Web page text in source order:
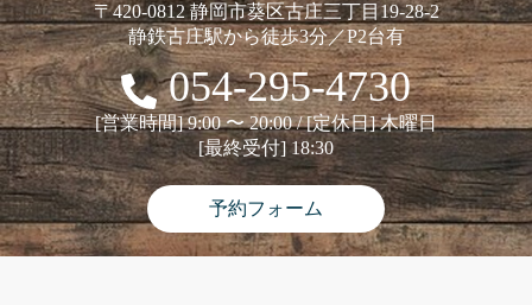
〒420-0812 静岡市葵区古庄三丁目19-28-2
静鉄古庄駅から徒歩3分／P2台有
054-295-4730
[営業時間] 9:00 〜 20:00 / [定休日] 木曜日
[最終受付] 18:30
予約フォーム